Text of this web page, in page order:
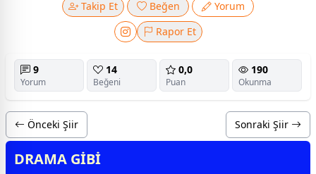
Takip Et Beğen
Yorum
Rapor Et
9
Yorum
14
Beğeni
0,0
Puan
190
Okunma
Önceki Şiir Sonraki Şiir
DRAMA GİBİ